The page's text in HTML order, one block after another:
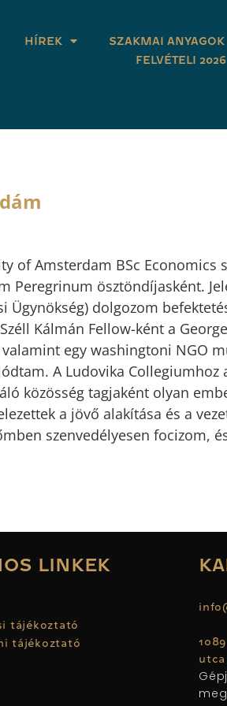
HÍREK SZAKMAI ANYAGOK
FELVÉTELI 2026
of Amsterdam BSc Economics
Peregrinum ösztöndíjasként.
Ügynökség) dolgozom
Kálmán Fellow-ként a
egy washingtoni NGO
A Ludovika Collegiumhoz
közösség tagjaként olyan
a jövő alakítása és a
szenvedélyesen focizom,
LINKEK
tájékoztató
tájékoztató
utca